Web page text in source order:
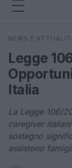
Cerca
NEWS E
Legge
Italia
La Legge 106/
caregiver
sostegno
assistono